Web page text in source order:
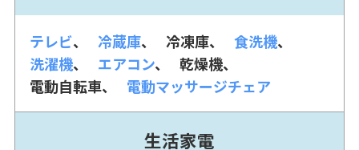
テレビ 冷蔵庫 冷凍庫
食洗機
洗濯機
エアコン
乾燥機
電動自転車
電動マッサージチェア
生活家電